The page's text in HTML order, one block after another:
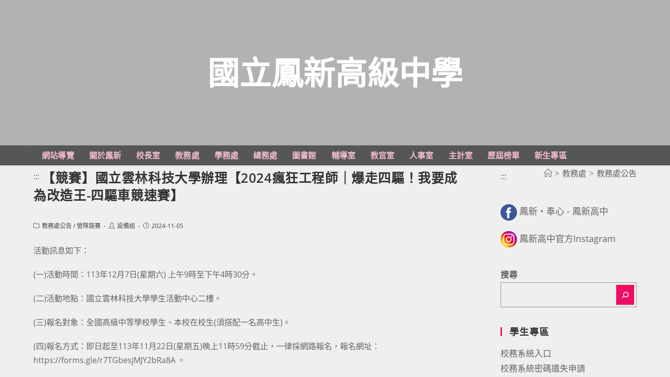
主
國立鳳新高級中學
網站導覽 關於鳳新 校長室 教務處 學務處 總務處 圖書館 輔導室 教官室 人事室 主計室 歷屆榜單
新生專區
> 教務處 > 教務處公告
:::
【競賽】國立雲林科技大學辦理【2024瘋狂工程師｜爆走四驅！我要成
為改造王-四驅車競速賽】
Post教務處公告/營隊競賽
Post設備組
Post2024-11-05
活動訊息如下：
(一)活動時間：113年12月7日(星期六) 上午9時至下午4時30分。
(二)活動地點：國立雲林科技大學學生活動中心二樓。
(三)報名對象：全國高級中等學校學生、本校在校生(須搭配一名高中生)。
(四)報名方式：即日起至113年11月22日(星期五)晚上11時59分截止，一律採網路報名，報名網址：
https://forms.gle/r7TGbesjMJY2bRa8A 。
:::
鳳新・奉心 - 鳳新高中
鳳新高中官方Instagram
搜尋
學生專區
校務系統入口
校務系統密碼遺失申請